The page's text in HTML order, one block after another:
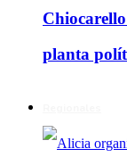
planta